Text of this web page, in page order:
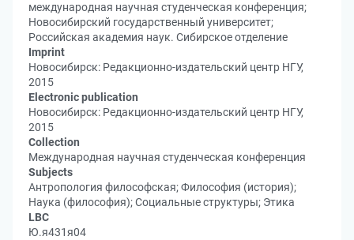
международная научная студенческая конференция;
Новосибирский государственный университет;
Российская академия наук. Сибирское отделение
Imprint
Новосибирск: Редакционно-издательский центр НГУ,
2015
Electronic publication
Новосибирск: Редакционно-издательский центр НГУ,
2015
Collection
Международная научная студенческая конференция
Subjects
Антропология философская; Философия (история);
Наука (философия); Социальные структуры; Этика
LBC
Ю.я431я04